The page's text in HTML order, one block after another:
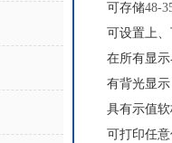
可存储48-
可设置上
在所有显
有背光显
具有示
可打印任